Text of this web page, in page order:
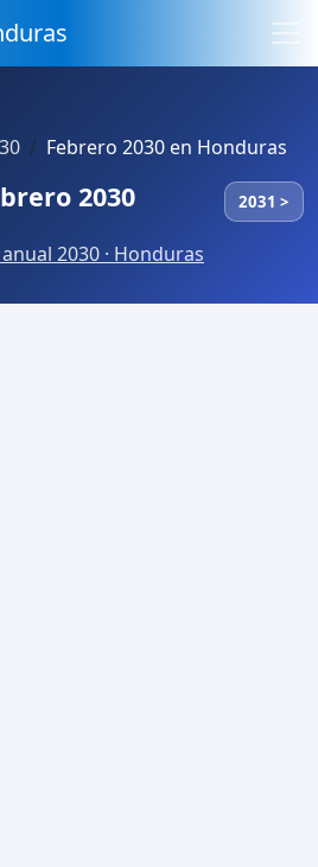
Febrero 2030 en Honduras
2030 2031 >
2030 · Honduras